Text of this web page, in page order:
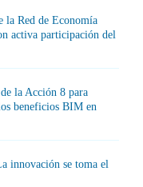
la Red de Economía
activa participación del
la Acción 8 para
beneficios BIM en
innovación se toma el